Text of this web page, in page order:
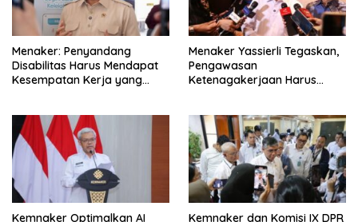
Menaker: Penyandang
Disabilitas Harus Mendapat
Kesempatan Kerja yang
Menaker Yassierli Tegaskan,
Pengawasan
Ketenagakerjaan Harus
Kemnaker Optimalkan AI
Kemnaker dan Komisi IX DPR